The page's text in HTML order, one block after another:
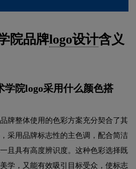
院品牌logo设计含义
学院logo采用什么颜色搭
牌整体使用的色彩方案充分契合了其
采用品牌标志性的主色调，配合简洁
且具有高度辨识度。这种色彩选择既
学，又能有效吸引目标受众，使标志